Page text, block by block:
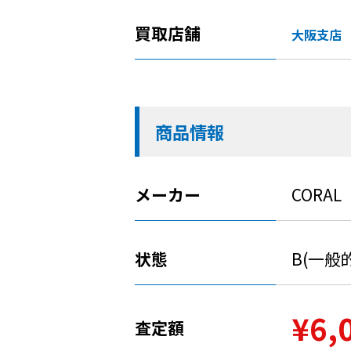
買取店舗 大阪支店
商品情報
メーカー CORAL
状態 B(一般
査定額